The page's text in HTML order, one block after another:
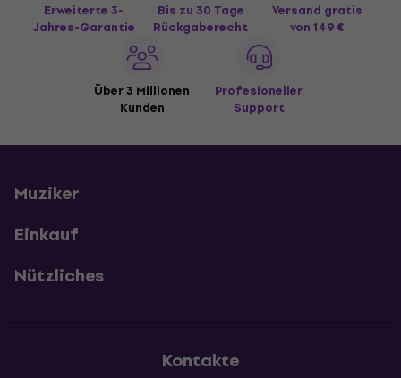
Erweiterte 3-
Jahres-Garantie
Bis zu 30 Tage
Rückgaberecht
Versand gratis
von 149 €
Über 3 Millionen
Kunden
Profesioneller
Support
Muziker
Einkauf
Nützliches
Kontakte